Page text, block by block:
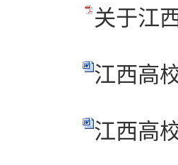
关于江
江西高
江西高